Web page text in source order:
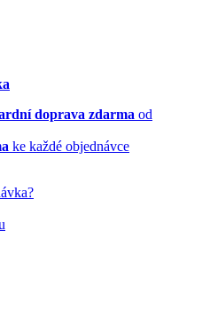
doprava zdarma od
ke každé objednávce